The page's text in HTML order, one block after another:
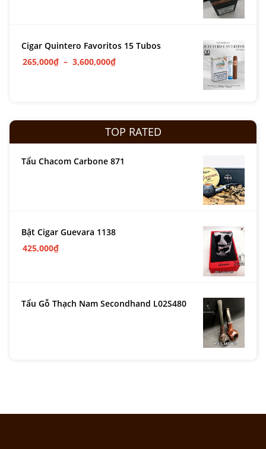
Cigar Quintero Favoritos 15 Tubos
265,000₫ – 3,600,000₫
TOP RATED
Tẩu Chacom Carbone 871
Bật Cigar Guevara 1138
425,000₫
Tẩu Gỗ Thạch Nam Secondhand L02S480